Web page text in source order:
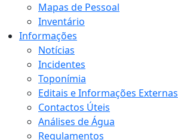
Mapas de Pessoal
Inventário
Informações
Notícias
Incidentes
Toponímia
Editais e Informações Externas
Contactos Úteis
Análises de Água
Regulamentos